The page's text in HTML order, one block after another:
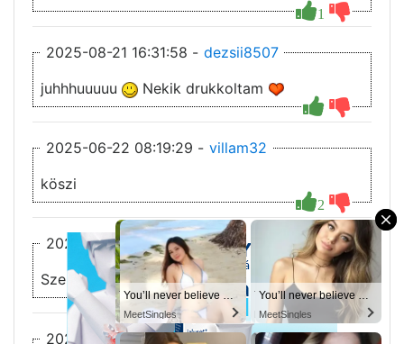
×
You’ll never believe why I moved to… Columbus
MeetSingles
You’ll never believe why I moved to… Columbus
MeetSingles
You’ll never believe why I moved to… Columbus
MeetSingles
You’ll never believe why I moved to… Columbus
MeetSingles
1
2025-08-21 16:31:58 - dezsii8507
juhhhuuuuu
Nekik drukkoltam
2025-06-22 08:19:29 - villam32
2
köszi
2025-06-21 22:48:44 -Leo
3 1
Szerdánként vannak új részek
2025-06-21 08:05:47 - villam32